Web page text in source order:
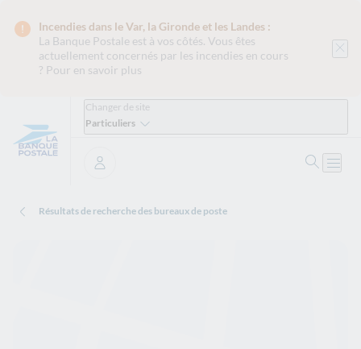
Incendies dans le Var, la Gironde et les Landes :
La Banque Postale est à vos côtés. Vous êtes
actuellement concernés par les incendies en cours
? Pour en savoir plus
Changer de site
Particuliers
Se connecter
Résultats de recherche des bureaux de poste